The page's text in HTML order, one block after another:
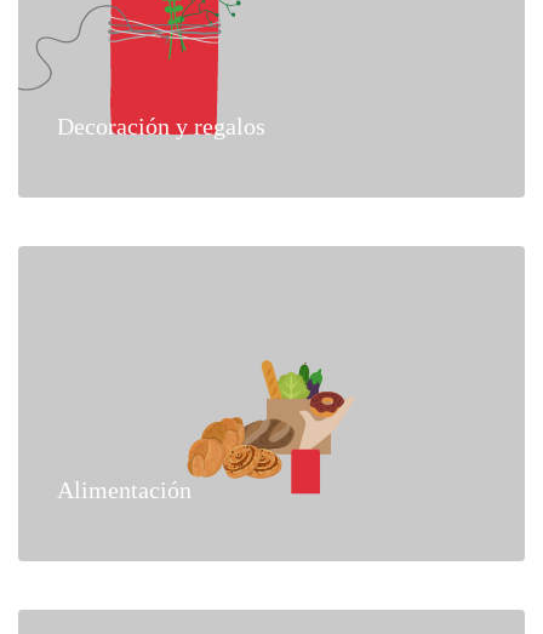
Decoración y regalos
Alimentación